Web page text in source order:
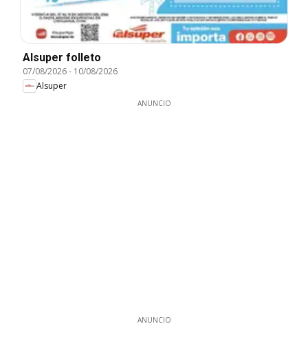
Alsuper folleto
07/08/2026- 10/08/2026
Alsuper
ANUNCIO
ANUNCIO